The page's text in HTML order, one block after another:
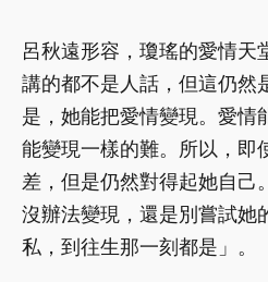
呂秋遠形容，瓊瑤的愛情天
講的都不是人話，但這仍然
是，她能把愛情變現。愛情
能變現一樣的難。所以，即
差，但是仍然對得起她自己
沒辦法變現，還是別嘗試她
私，到往生那一刻都是」。